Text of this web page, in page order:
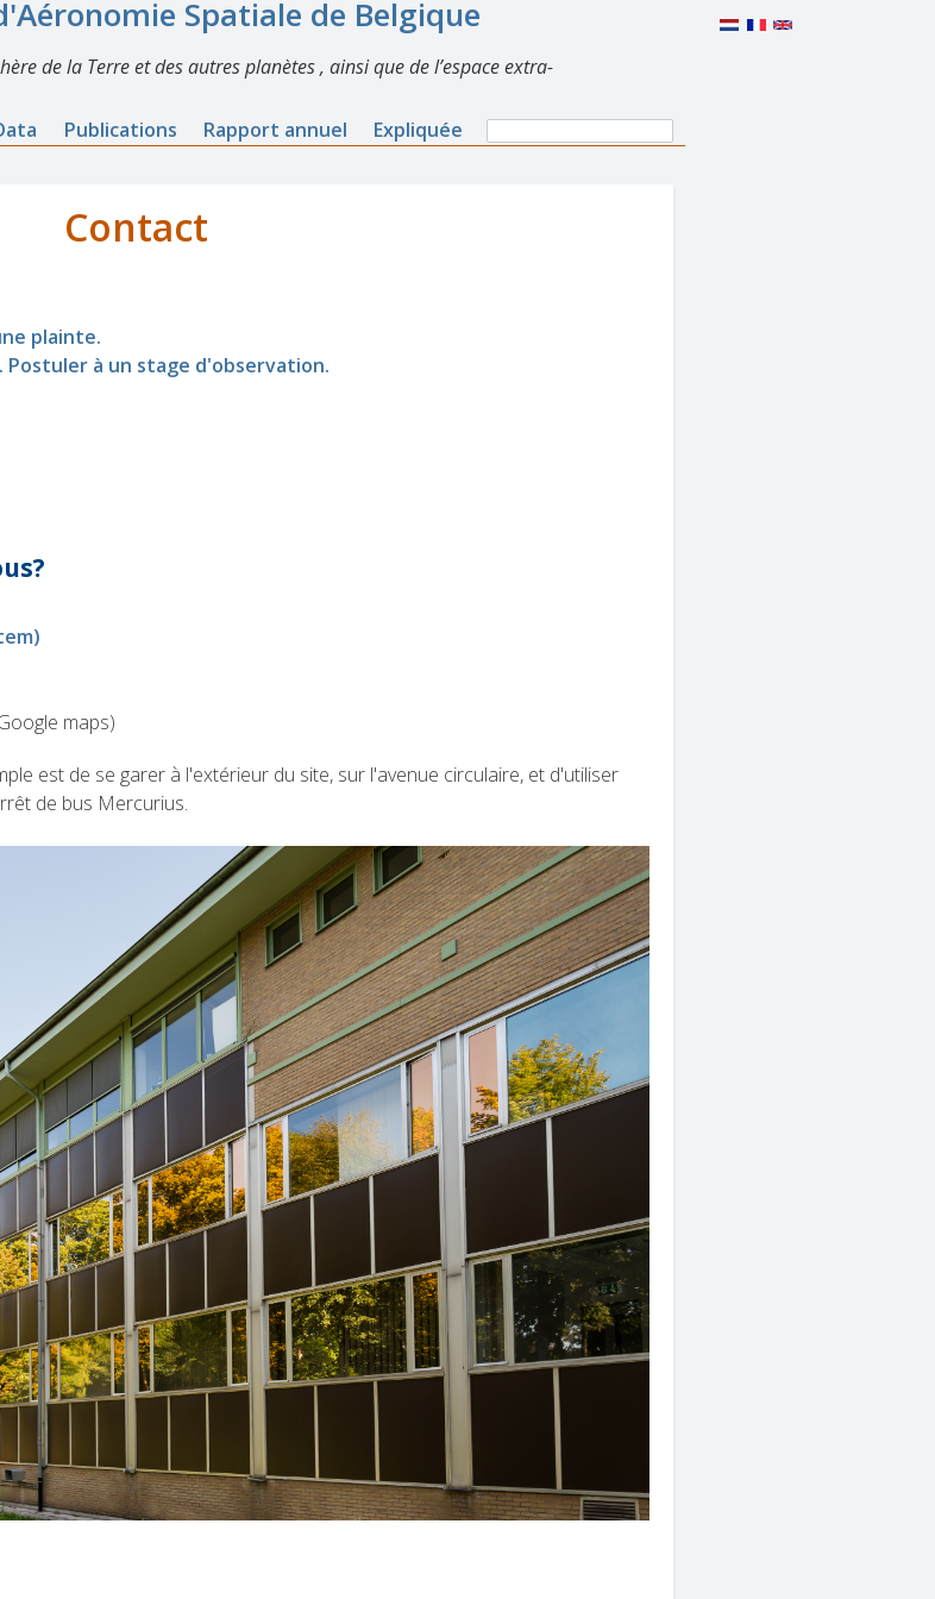
Spatiale de Belgique
de la Terre et des autres planètes , ainsi que de l’espace extra-
Publications Rapport annuel Expliquée
Search
Search
Contact
plainte.
Postuler à un stage d'observation.
maps)
est de se garer à l'extérieur du site, sur l'avenue circulaire, et d'utiliser
de bus Mercurius.